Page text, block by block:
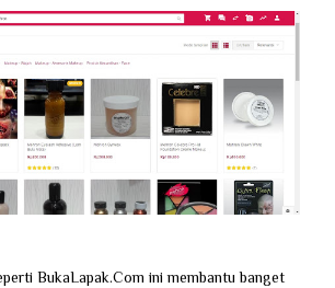
BukaLapak.Com ini membantu banget